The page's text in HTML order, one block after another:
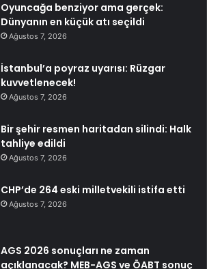
Oyuncağa benziyor ama gerçek:
Dünyanın en küçük atı seçildi
Ağustos 7, 2026
İstanbul’a poyraz uyarısı: Rüzgar
kuvvetlenecek!
Ağustos 7, 2026
Bir şehir resmen haritadan silindi: Halk
tahliye edildi
Ağustos 7, 2026
CHP’de 264 eski milletvekili istifa etti
Ağustos 7, 2026
AGS 2026 sonuçları ne zaman
açıklanacak? MEB-AGS ve ÖABT sonuç